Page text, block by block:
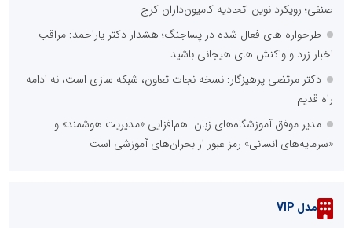
صنفی؛ رویکرد نوین اتحادیه کامیون‌داران کرج
طرحواره های فعال شده در پساجنگ؛ هشدار دکتر یاراحمد: مراقب
اخبار زرد و واکنش های هیجانی باشید
دکتر مرتضی پرهیزگار: نسخه نجات تعاون، شبکه سازی است، نه ادامه
راه قدیم
مدیر موفق آموزشگاه‌های زبان: هم‌افزایی «مدیریت هوشمند» و
«سرمایه‌های انسانی» رمز عبور از بحران‌های آموزشی است
مدل VIP